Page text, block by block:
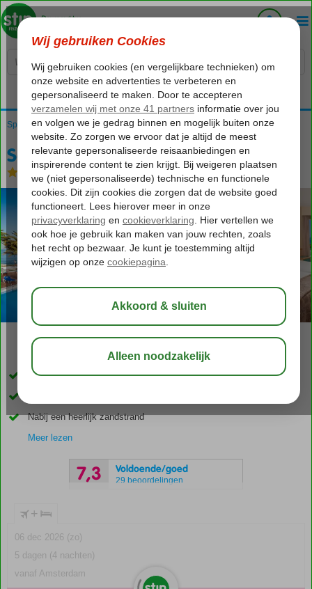
Voelt als thuiskomen...
Spanje Canarische Eilanden Tenerife Playa de las Americas Sol Tenerife
Sol Tenerife
Logies en ontbijt - Hotel
aug 28°C
Gezellig familiehotel
Nabij een heerlijk zandstrand
Meer lezen
7,3 Voldoende/goed
29 beoordelingen
+
06 dec 2026 (zo)
5 dagen (4 nachten)
vanaf Amsterdam